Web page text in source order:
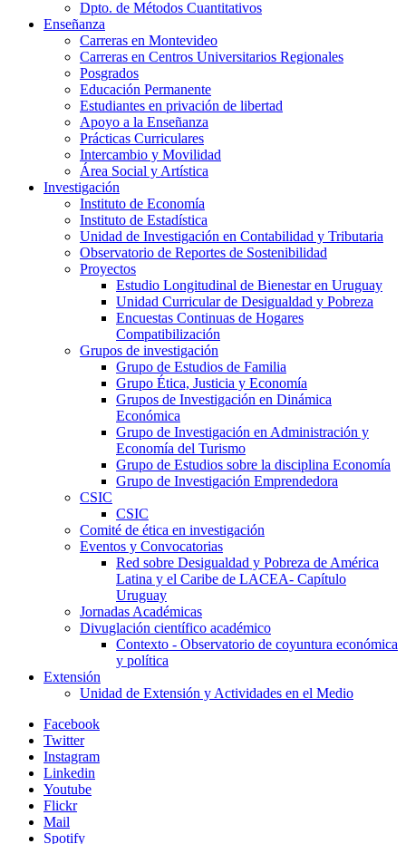
Dpto. de Métodos Cuantitativos
Enseñanza
Carreras en Montevideo
Carreras en Centros Universitarios Regionales
Posgrados
Educación Permanente
Estudiantes en privación de libertad
Apoyo a la Enseñanza
Prácticas Curriculares
Intercambio y Movilidad
Área Social y Artística
Investigación
Instituto de Economía
Instituto de Estadística
Unidad de Investigación en Contabilidad y Tributaria
Observatorio de Reportes de Sostenibilidad
Proyectos
Estudio Longitudinal de Bienestar en Uruguay
Unidad Curricular de Desigualdad y Pobreza
Encuestas Continuas de Hogares
Compatibilización
Grupos de investigación
Grupo de Estudios de Familia
Grupo Ética, Justicia y Economía
Grupos de Investigación en Dinámica
Económica
Grupo de Investigación en Administración y
Economía del Turismo
Grupo de Estudios sobre la disciplina Economía
Grupo de Investigación Emprendedora
CSIC
CSIC
Comité de ética en investigación
Eventos y Convocatorias
Red sobre Desigualdad y Pobreza de América
Latina y el Caribe de LACEA- Capítulo
Uruguay
Jornadas Académicas
Divuglación científico académico
Contexto - Observatorio de coyuntura económica
y política
Extensión
Unidad de Extensión y Actividades en el Medio
Facebook
Twitter
Instagram
Linkedin
Youtube
Flickr
Mail
Spotify